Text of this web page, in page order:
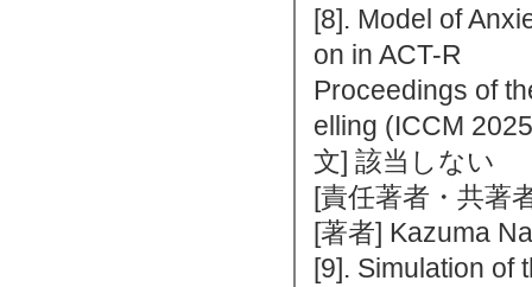
[8]. Model of
on in ACT-R
Proceedings of
elling (ICCM
文] 該当しない
[責任著者・共著
[著者] Kazuma
[9]. Simulation of